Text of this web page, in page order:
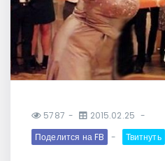
5787
2015.02.25
Поделится на FB
Твитнуть